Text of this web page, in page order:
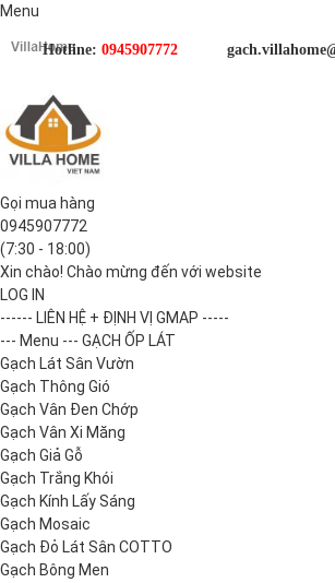
Menu
Hotline: 0945907772
Gọi mua hàng
0945907772
(7:30 - 18:00)
Xin chào! Chào mừng đến với website
LOG IN
------ LIÊN HỆ + ĐỊNH VỊ GMAP -----
--- Menu --- GẠCH ỐP LÁT
Gạch Lát Sân Vườn
Gạch Thông Gió
Gạch Vân Đen Chớp
Gạch Vân Xi Măng
Gạch Giả Gỗ
Gạch Trắng Khói
Gạch Kính Lấy Sáng
Gạch Mosaic
Gạch Đỏ Lát Sân COTTO
Gạch Bông Men